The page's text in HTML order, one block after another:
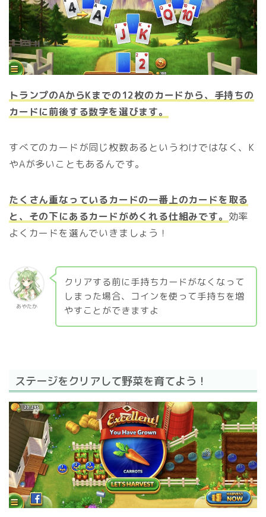
トランプのAからKまでの12枚のカードから、手持ちの
カードに前後する数字を選びます。
すべてのカードが同じ枚数あるというわけではなく、K
やAが多いこともあるんです。
たくさん重なっているカードの一番上のカードを取る
と、その下にあるカードがめくれる仕組みです。 効率
よくカードを選んでいきましょう！
あやたか
クリアする前に手持ちカードがなくなって
しまった場合、コインを使って手持ちを増
やすことができますよ
ステージをクリアして野菜を育てよう！